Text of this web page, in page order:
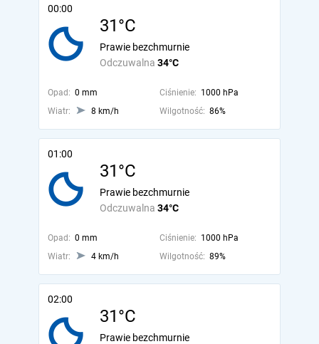
00:00
31°C
Odczuwalna 34°C
Prawie bezchmurnie
Opad: 0 mm Ciśnienie: 1000 hPa
Wiatr:
8 km/h Wilgotność: 86%
01:00
31°C
Odczuwalna 34°C
Prawie bezchmurnie
Opad: 0 mm Ciśnienie: 1000 hPa
Wiatr:
4 km/h Wilgotność: 89%
02:00
31°C
Prawie bezchmurnie